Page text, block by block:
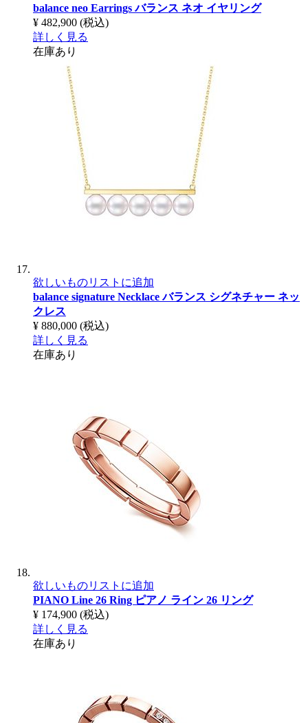
balance neo Earringsバランス ネオ イヤリング
¥ 482,900 (税込)
詳しく見る
在庫あり
欲しいものリストに追加
balance signature Necklaceバランス シグネチャー ネッ
クレス
¥ 880,000 (税込)
詳しく見る
在庫あり
欲しいものリストに追加
PIANO Line 26 Ring ピアノ ライン 26 リング
¥ 174,900 (税込)
詳しく見る
在庫あり